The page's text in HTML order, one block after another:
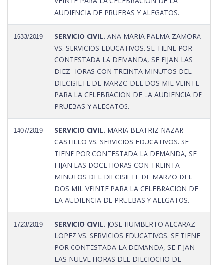
AUDIENCIA DE PRUEBAS Y ALEGATOS.
1633/2019 SERVICIO CIVIL. ANA MARIA PALMA ZAMORA
VS. SERVICIOS EDUCATIVOS. SE TIENE POR
CONTESTADA LA DEMANDA, SE FIJAN LAS
DIEZ HORAS CON TREINTA MINUTOS DEL
DIECISIETE DE MARZO DEL DOS MIL VEINTE
PARA LA CELEBRACION DE LA AUDIENCIA DE
PRUEBAS Y ALEGATOS.
1407/2019 SERVICIO CIVIL. MARIA BEATRIZ NAZAR
CASTILLO VS. SERVICIOS EDUCATIVOS. SE
TIENE POR CONTESTADA LA DEMANDA, SE
FIJAN LAS DOCE HORAS CON TREINTA
MINUTOS DEL DIECISIETE DE MARZO DEL
DOS MIL VEINTE PARA LA CELEBRACION DE
LA AUDIENCIA DE PRUEBAS Y ALEGATOS.
1723/2019 SERVICIO CIVIL. JOSE HUMBERTO ALCARAZ
LOPEZ VS. SERVICIOS EDUCATIVOS. SE TIENE
POR CONTESTADA LA DEMANDA, SE FIJAN
LAS NUEVE HORAS DEL DIECIOCHO DE